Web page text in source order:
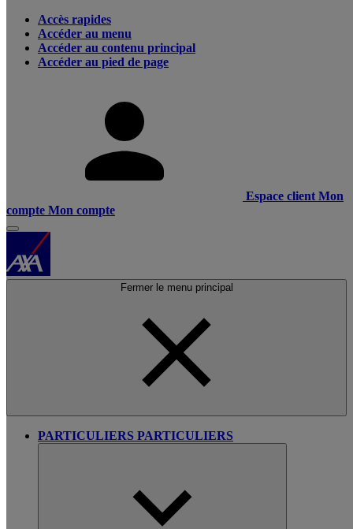
Accès rapides
Accéder au menu
Accéder au contenu principal
Accéder au pied de page
Espace client Mon
compte Mon compte
Fermer le menu principal
PARTICULIERS PARTICULIERS